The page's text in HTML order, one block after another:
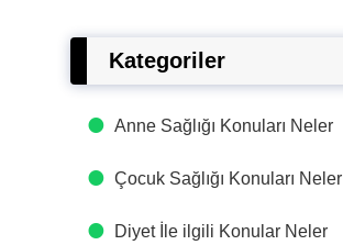
Kategoriler
Anne Sağlığı Konuları Neler
Çocuk Sağlığı Konuları Neler
Diyet İle ilgili Konular Neler